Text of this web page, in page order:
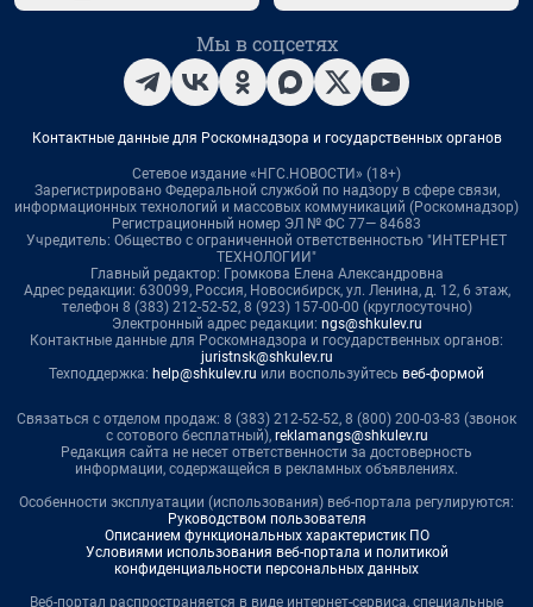
Мы в соцсетях
Контактные данные для Роскомнадзора и государственных органов
Сетевое издание «НГС.НОВОСТИ» (18+)
Зарегистрировано Федеральной службой по надзору в сфере связи,
информационных технологий и массовых коммуникаций (Роскомнадзор)
Регистрационный номер ЭЛ № ФС 77— 84683
Учредитель: Общество с ограниченной ответственностью "ИНТЕРНЕТ
ТЕХНОЛОГИИ"
Главный редактор: Громкова Елена Александровна
Адрес редакции: 630099, Россия, Новосибирск, ул. Ленина, д. 12, 6 этаж,
телефон 8 (383) 212-52-52, 8 (923) 157-00-00 (круглосуточно)
Электронный адрес редакции: ngs@shkulev.ru
Контактные данные для Роскомнадзора и государственных органов:
juristnsk@shkulev.ru
Техподдержка: help@shkulev.ru или воспользуйтесь веб-формой
Связаться с отделом продаж: 8 (383) 212-52-52, 8 (800) 200-03-83 (звонок
с сотового бесплатный), reklamangs@shkulev.ru
Редакция сайта не несет ответственности за достоверность
информации, содержащейся в рекламных объявлениях.
Особенности эксплуатации (использования) веб-портала регулируются:
Руководством пользователя
Описанием функциональных характеристик ПО
Условиями использования веб-портала и политикой
конфиденциальности персональных данных
Веб-портал распространяется в виде интернет-сервиса, специальные